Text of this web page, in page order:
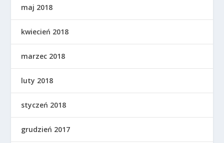
maj 2018
kwiecień 2018
marzec 2018
luty 2018
styczeń 2018
grudzień 2017